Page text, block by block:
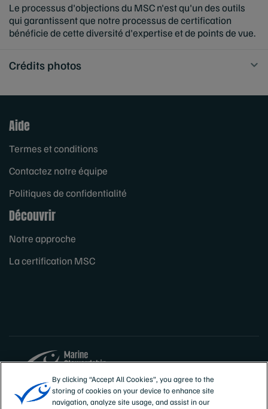
Le processus d'objections du MSC n'est qu'un des outils
qui garantissent que notre processus de certification
bénéficie de cette diversité d'expertise et de points de vue.
Crédits photos
Aide
Termes et conditions
Contactez notre équipe
Politiques de confidentialité
Découvrir
Notre approche
La certification MSC
Sites
France
By clicking “Accept All Cookies”, you agree to the
storing of cookies on your device to enhance site
navigation, analyze site usage, and assist in our